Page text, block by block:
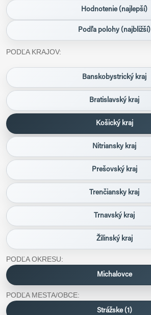
Hodnotenie (najlepší)
Podľa polohy (najbližší)
PODĽA KRAJOV:
Banskobystrický kraj
Bratislavský kraj
Košický kraj
Nitriansky kraj
Prešovský kraj
Trenčiansky kraj
Trnavský kraj
Žilinský kraj
PODĽA OKRESU:
Michalovce
PODĽA MESTA/OBCE:
Strážske (1)